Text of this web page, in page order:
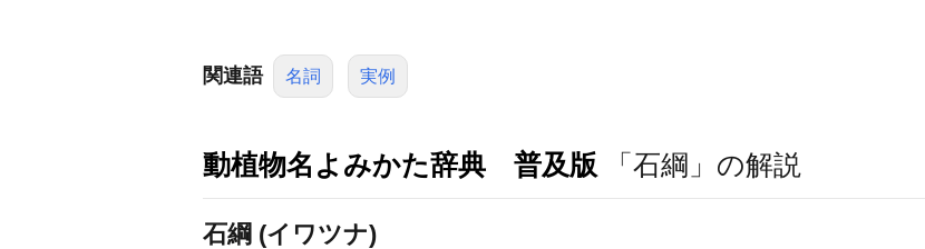
関連語 名詞 実例
動植物名よみかた辞典 普及版 「石綱」の解説
石綱 (イワツナ)